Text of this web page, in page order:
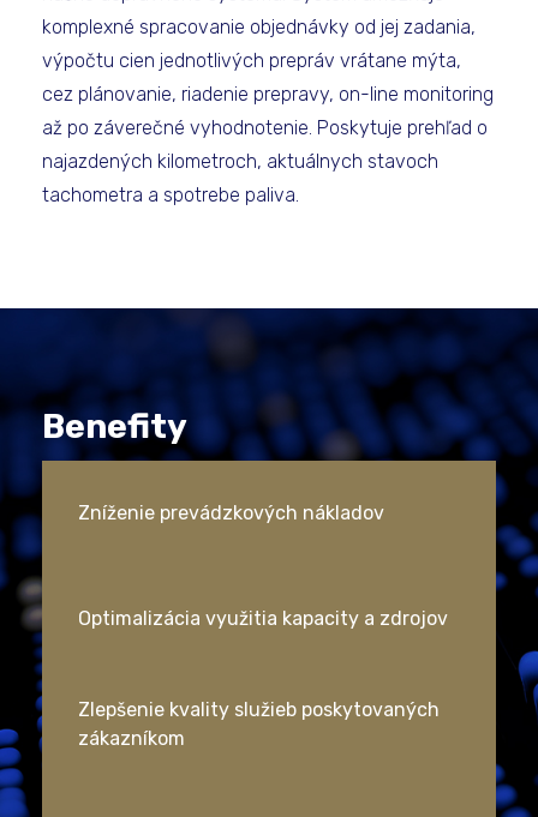
komplexné spracovanie objednávky od jej zadania,
výpočtu cien jednotlivých prepráv vrátane mýta,
cez plánovanie, riadenie prepravy, on-line monitoring
až po záverečné vyhodnotenie. Poskytuje prehľad o
najazdených kilometroch, aktuálnych stavoch
tachometra a spotrebe paliva.
Benefity
Zníženie prevádzkových nákladov
Optimalizácia využitia kapacity a zdrojov
Zlepšenie kvality služieb poskytovaných
zákazníkom